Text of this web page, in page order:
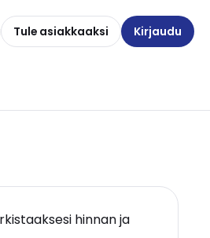
Tule asiakkaaksi Kirjaudu
hinnan ja